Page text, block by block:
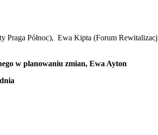
Praga Północ), Ewa Kipta (Forum
w planowaniu zmian, Ewa Ayton